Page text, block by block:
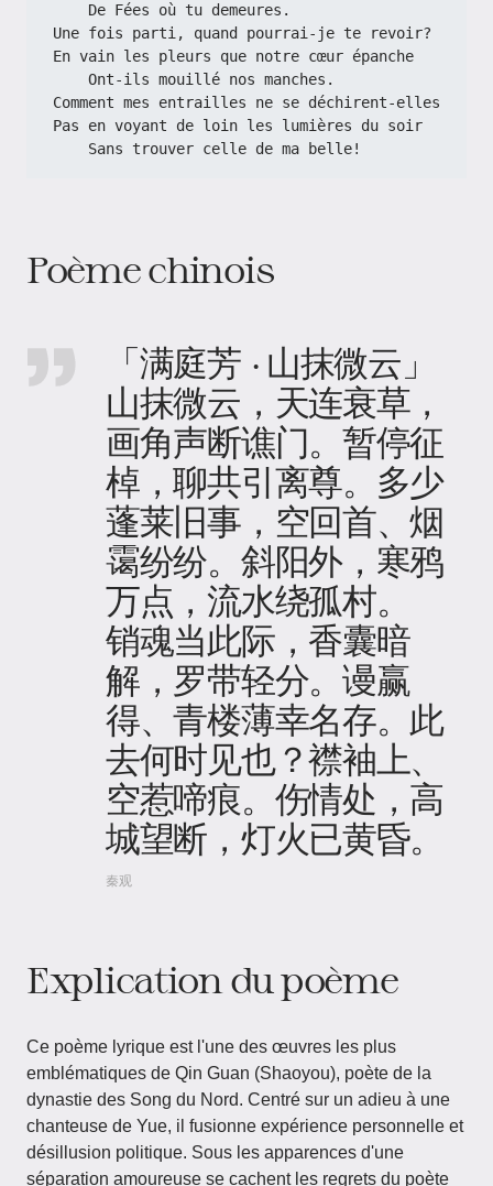
    De Fées où tu demeures.
Une fois parti, quand pourrai-je te revoir?
En vain les pleurs que notre cœur épanche
    Ont-ils mouillé nos manches.
Comment mes entrailles ne se déchirent-elles
Pas en voyant de loin les lumières du soir
    Sans trouver celle de ma belle!
Poème chinois
「满庭芳 · 山抹微云」
山抹微云，天连衰草，
画角声断谯门。暂停征
棹，聊共引离尊。多少
蓬莱旧事，空回首、烟
霭纷纷。斜阳外，寒鸦
万点，流水绕孤村。
销魂当此际，香囊暗
解，罗带轻分。谩赢
得、青楼薄幸名存。此
去何时见也？襟袖上、
空惹啼痕。伤情处，高
城望断，灯火已黄昏。
秦观
Explication du poème
Ce poème lyrique est l'une des œuvres les plus
emblématiques de Qin Guan (Shaoyou), poète de la
dynastie des Song du Nord. Centré sur un adieu à une
chanteuse de Yue, il fusionne expérience personnelle et
désillusion politique. Sous les apparences d'une
séparation amoureuse se cachent les regrets du poète